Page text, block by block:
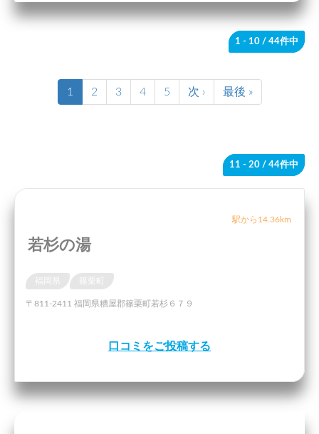
1 - 10 / 44件中
1 2 3 4 5 次 › 最後 »
11 - 20 / 44件中
駅から14.36km
若杉の湯
〒811-2411 福岡県糟屋郡篠栗町若杉６７９
口コミをご投稿する